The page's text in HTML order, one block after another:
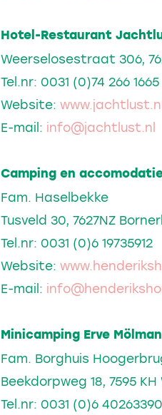
Hotel-Restaurant
Weerselosestraat 306,
Tel.nr: 0031 (0)74 266 1665
Website: www.jachtlust.nl
E-mail: info@jachtlust.nl
Camping en
Fam. Haselbekke
Tusveld 30, 7627NZ
Tel.nr: 0031 (0)6 19735912
Website:
E-mail:
Minicamping Erve
Fam. Borghuis
Beekdorpweg 18, 7595
Tel.nr: 0031 (0)6 40263390